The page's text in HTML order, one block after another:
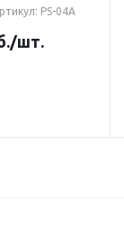
PS-04A
/шт.